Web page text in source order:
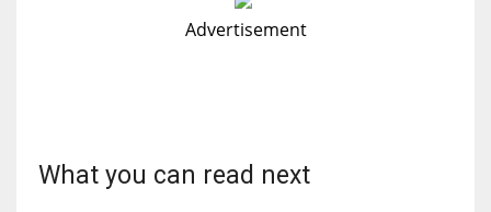
Advertisement
What you can read next